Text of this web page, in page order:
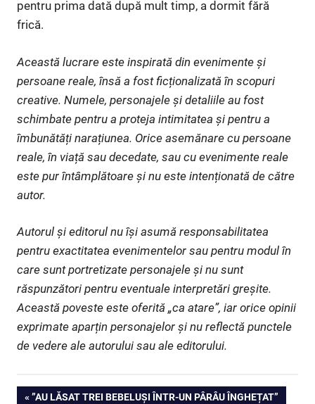
pentru prima dată după mult timp, a dormit fără
frică.
Această lucrare este inspirată din evenimente și
persoane reale, însă a fost ficționalizată în scopuri
creative. Numele, personajele și detaliile au fost
schimbate pentru a proteja intimitatea și pentru a
îmbunătăți narațiunea. Orice asemănare cu persoane
reale, în viață sau decedate, sau cu evenimente reale
este pur întâmplătoare și nu este intenționată de către
autor.
Autorul și editorul nu își asumă responsabilitatea
pentru exactitatea evenimentelor sau pentru modul în
care sunt portretizate personajele și nu sunt
răspunzători pentru eventuale interpretări greșite.
Această poveste este oferită „ca atare”, iar orice opinii
exprimate aparțin personajelor și nu reflectă punctele
de vedere ale autorului sau ale editorului.
Navigare
PREVIOUS
”AU LĂSAT TREI BEBELUȘI ÎNTR-UN PÂRÂU ÎNGHEȚAT”